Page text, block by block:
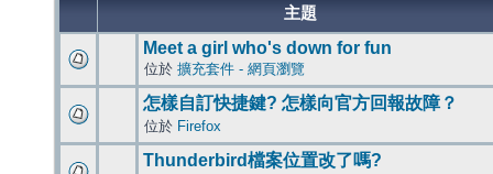
主題
Meet a girl who's down for fun
位於 擴充套件 - 網頁瀏覽
怎樣自訂快捷鍵? 怎樣向官方回報故障？
位於 Firefox
Thunderbird檔案位置改了嗎?